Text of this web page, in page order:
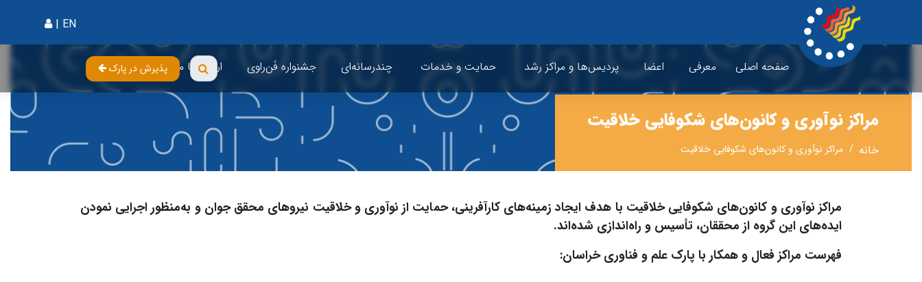
EN
|
صفحه اصلی معرفی اعضا پردیس‌ها و مراکز رشد حمایت و خدمات چندرسانه‌ای جشنواره فَن‌راوی ارتباط با ما پذیرش در پارک
مراکز نوآوری و کانون‌های شکوفایی خلاقیت
خانه مراکز نوآوری و کانون‌های شکوفایی خلاقیت
مراکز نوآوری و کانون‌های شکوفایی خلاقیت با هدف ایجاد زمینه‌های کارآفرینی، حمایت از نوآوری و خلاقیت نیروهای محقق جوان و به‌منظور اجرایی نمودن
ایده‌های این گروه از محققان، تأسیس و راه‌اندازی شده‌اند.
فهرست مراکز فعال و همکار با پارک علم و فناوری خراسان: